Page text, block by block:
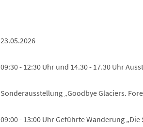
23.05.2026
09:30 - 12:30 Uhr und 14.30 - 17.30 Uhr
Sonderausstellung „Goodbye Glaciers.
09:00 - 13:00 Uhr Geführte Wanderung